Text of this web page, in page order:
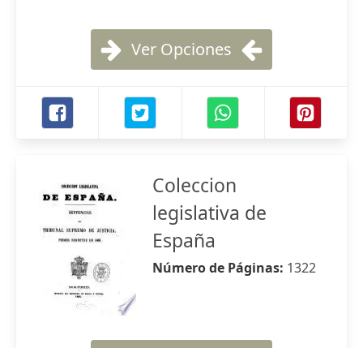
Ver Opciones
Coleccion
legislativa de
España
Número de Páginas: 1322